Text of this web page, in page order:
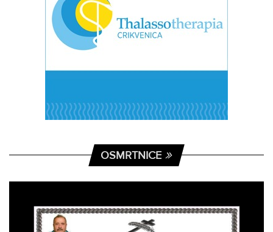
OSMRTNICE